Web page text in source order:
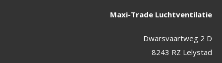
Maxi-Trade Luchtventilatie
Dwarsvaartweg 2 D
8243 RZ Lelystad